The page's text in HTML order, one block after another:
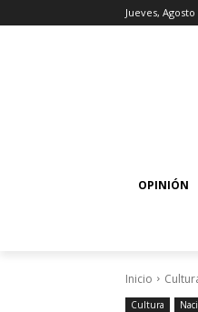
Jueves, Agosto
OPINIÓN
Inicio
Cultura